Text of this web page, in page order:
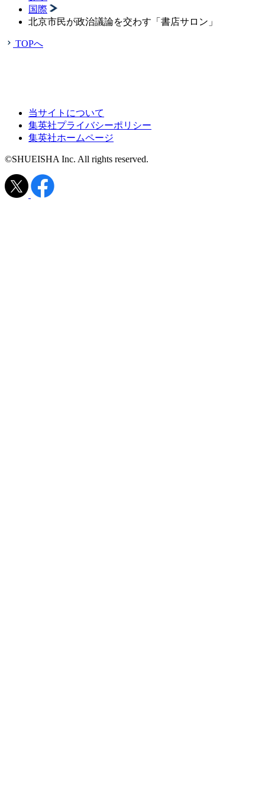
国際
北京市民が政治議論を交わす「書店サロン」
TOPへ
当サイトについて
集英社プライバシーポリシー
集英社ホームページ
©SHUEISHA Inc. All rights reserved.